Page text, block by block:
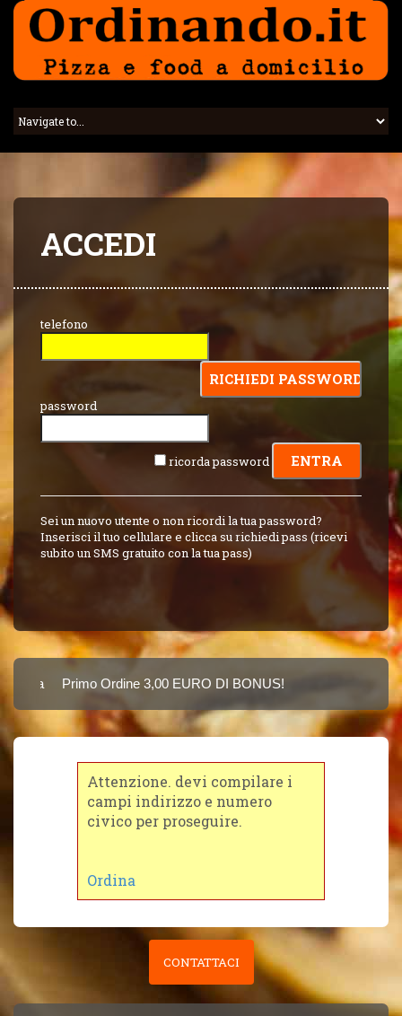
ACCEDI
telefono
password
ricorda password
Sei un nuovo utente o non ricordi la tua password?
Inserisci il tuo cellulare e clicca su richiedi pass (ricevi
subito un SMS gratuito con la tua pass)
Primo Ordine 3,00 EURO DI BONUS!
8 PUNTI 3,00
Attenzione. devi compilare i
campi indirizzo e numero
civico per proseguire.
Ordina
CONTATTACI